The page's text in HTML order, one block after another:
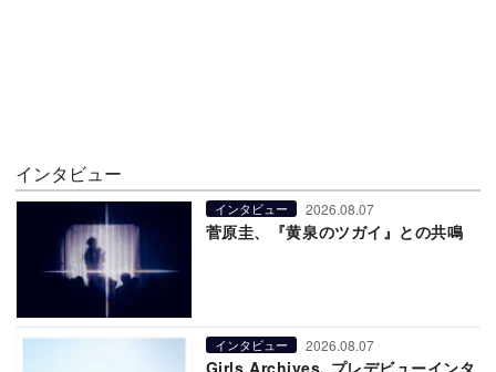
インタビュー
インタビュー 2026.08.07
菅原圭、『黄泉のツガイ』との共鳴
インタビュー 2026.08.07